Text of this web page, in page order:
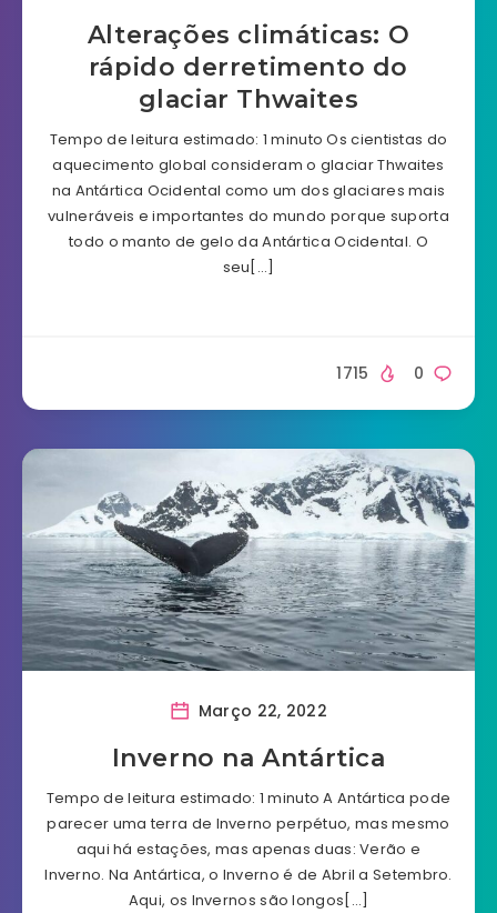
Alterações climáticas: O
rápido derretimento do
glaciar Thwaites
Tempo de leitura estimado: 1 minuto Os cientistas do
aquecimento global consideram o glaciar Thwaites
na Antártica Ocidental como um dos glaciares mais
vulneráveis e importantes do mundo porque suporta
todo o manto de gelo da Antártica Ocidental. O
seu[…]
0
1715
Março 22, 2022
Inverno na Antártica
Tempo de leitura estimado: 1 minuto A Antártica pode
parecer uma terra de Inverno perpétuo, mas mesmo
aqui há estações, mas apenas duas: Verão e
Inverno. Na Antártica, o Inverno é de Abril a Setembro.
Aqui, os Invernos são longos[…]